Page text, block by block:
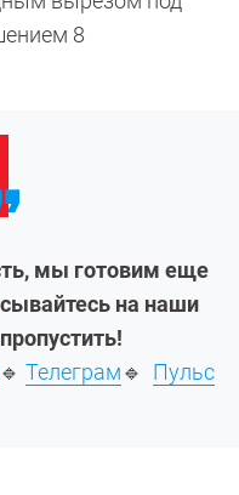
8
мы готовим еще
на наши
🔹 Телеграм🔹 Пульс